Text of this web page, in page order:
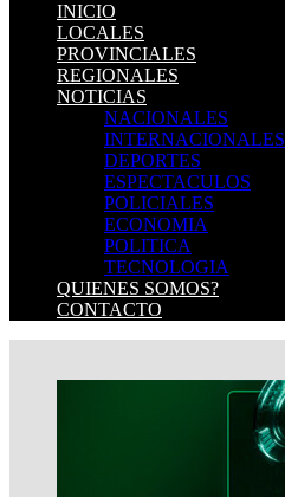
INICIO
LOCALES
PROVINCIALES
REGIONALES
NOTICIAS
NACIONALES
INTERNACIONALES
DEPORTES
ESPECTACULOS
POLICIALES
ECONOMIA
POLITICA
TECNOLOGIA
QUIENES SOMOS?
CONTACTO